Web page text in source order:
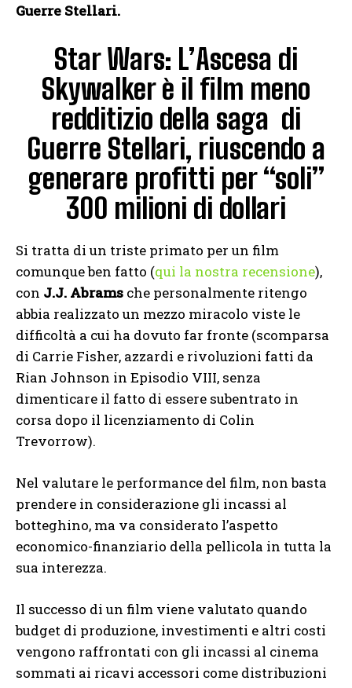
Guerre Stellari.
Star Wars: L’Ascesa di
Skywalker è il film meno
redditizio della saga di
Guerre Stellari, riuscendo a
generare profitti per “soli”
300 milioni di dollari
Si tratta di un triste primato per un film
comunque ben fatto (qui la nostra recensione),
con J.J. Abrams che personalmente ritengo
abbia realizzato un mezzo miracolo viste le
difficoltà a cui ha dovuto far fronte (scomparsa
di Carrie Fisher, azzardi e rivoluzioni fatti da
Rian Johnson in Episodio VIII, senza
dimenticare il fatto di essere subentrato in
corsa dopo il licenziamento di Colin
Trevorrow).
Nel valutare le performance del film, non basta
prendere in considerazione gli incassi al
botteghino, ma va considerato l’aspetto
economico-finanziario della pellicola in tutta la
sua interezza.
Il successo di un film viene valutato quando
budget di produzione, investimenti e altri costi
vengono raffrontati con gli incassi al cinema
sommati ai ricavi accessori come distribuzioni